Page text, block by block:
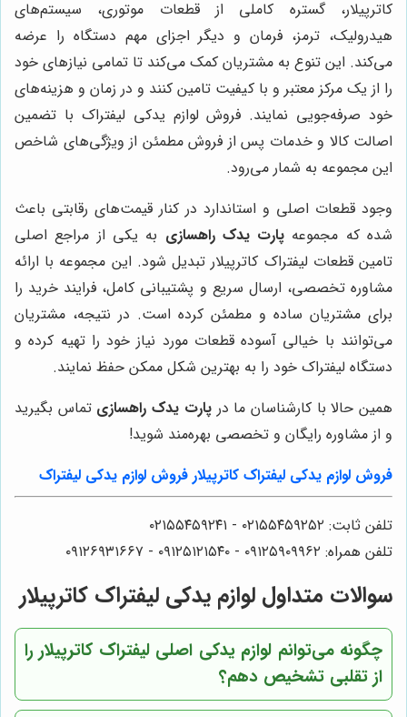
کاترپیلار، گستره کاملی از قطعات موتوری، سیستم‌های
هیدرولیک، ترمز، فرمان و دیگر اجزای مهم دستگاه را عرضه
می‌کند. این تنوع به مشتریان کمک می‌کند تا تمامی نیازهای خود
را از یک مرکز معتبر و با کیفیت تامین کنند و در زمان و هزینه‌های
خود صرفه‌جویی نمایند. فروش لوازم یدکی لیفتراک با تضمین
اصالت کالا و خدمات پس از فروش مطمئن از ویژگی‌های شاخص
این مجموعه به شمار می‌رود.
وجود قطعات اصلی و استاندارد در کنار قیمت‌های رقابتی باعث
شده که مجموعه پارت یدک راهسازی به یکی از مراجع اصلی
تامین قطعات لیفتراک کاترپیلار تبدیل شود. این مجموعه با ارائه
مشاوره تخصصی، ارسال سریع و پشتیبانی کامل، فرایند خرید را
برای مشتریان ساده و مطمئن کرده است. در نتیجه، مشتریان
می‌توانند با خیالی آسوده قطعات مورد نیاز خود را تهیه کرده و
دستگاه لیفتراک خود را به بهترین شکل ممکن حفظ نمایند.
همین حالا با کارشناسان ما درپارت یدک راهسازی تماس بگیرید
و از مشاوره رایگان و تخصصی بهره‌مند شوید!
فروش لوازم یدکی لیفتراک کاترپیلار فروش لوازم یدکی لیفتراک
تلفن ثابت: ۰۲۱۵۵۴۵۹۲۵۲ - ۰۲۱۵۵۴۵۹۲۴۱
تلفن همراه: ۰۹۱۲۵۹۰۹۹۶۲ - ۰۹۱۲۵۱۲۱۵۴۰‌‌‌ - ۰۹۱۲۶۹۳۱۶۶۷
سوالات متداول لوازم یدکی لیفتراک کاترپیلار
چگونه می‌توانم لوازم یدکی اصلی لیفتراک کاترپیلار را
از تقلبی تشخیص دهم؟